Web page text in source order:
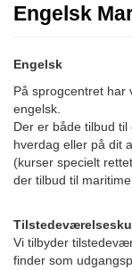
Engelsk
Engelsk
På sprogcentret
engelsk.
Der er både tilbud
hverdag eller på dit
(kurser specielt
der tilbud til
Vi tilbyder
finder som